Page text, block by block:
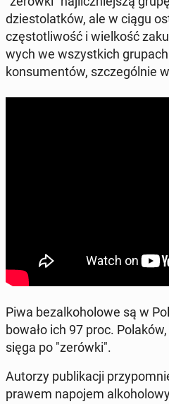
dzie­sto­lat­ków, ale w ciągu
czę­sto­tli­wość i wiel­kość
wych we wszyst­kich
kon­su­men­tów, szcze­gól­nie
Piwa bez­al­ko­ho­lo­we są w
bo­wa­ło ich 97 proc.
sięga po "zerówki".
Autorzy pu­bli­ka­cji
prawem napojem